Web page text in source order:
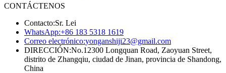
CONTÁCTENOS
Contacto:Sr. Lei
WhatsApp:+86 183 5318 1619
Correo electrónico:yonganshiji23@gmail.com
DIRECCIÓN:No.12300 Longquan Road, Zaoyuan Street,
distrito de Zhangqiu, ciudad de Jinan, provincia de Shandong,
China